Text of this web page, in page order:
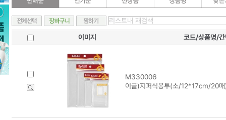
이미지 코드/상품명/간
M330006
이글)지퍼식봉투(소/12*17cm/20